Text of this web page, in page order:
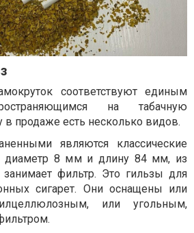
соответствуют единым
на табачную
продаже есть несколько видов.
являются классические
диаметр 8 мм и длину 84 мм, из
фильтр. Это гильзы для
сигарет. Они оснащены или
или угольным,